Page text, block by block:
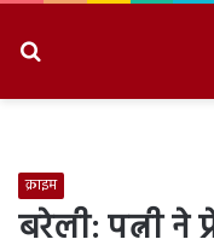
क्राइम
बरेली: पत्नी ने